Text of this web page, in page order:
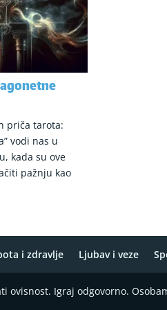
priča tarota:
vodi nas u
kada su ove
pažnju kao
i zdravlje Ljubav i veze
ovisnost. Igraj odgovorno.